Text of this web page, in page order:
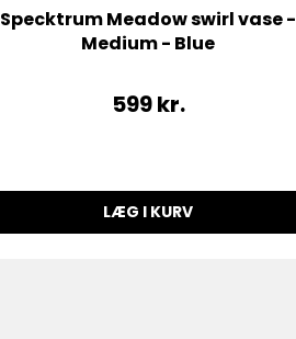
Specktrum Meadow swirl vase -
Medium - Blue
599kr.
LÆG I KURV